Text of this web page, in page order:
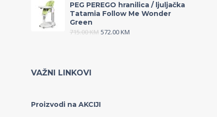
PEG PEREGO hranilica / ljuljačka
Tatamia Follow Me Wonder
Green
715.00KM 572.00KM
VAŽNI LINKOVI
Proizvodi na AKCIJI